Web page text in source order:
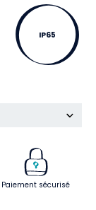
IP65
Paiement sécurisé